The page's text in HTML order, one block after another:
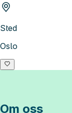
Sted
Oslo
Om oss